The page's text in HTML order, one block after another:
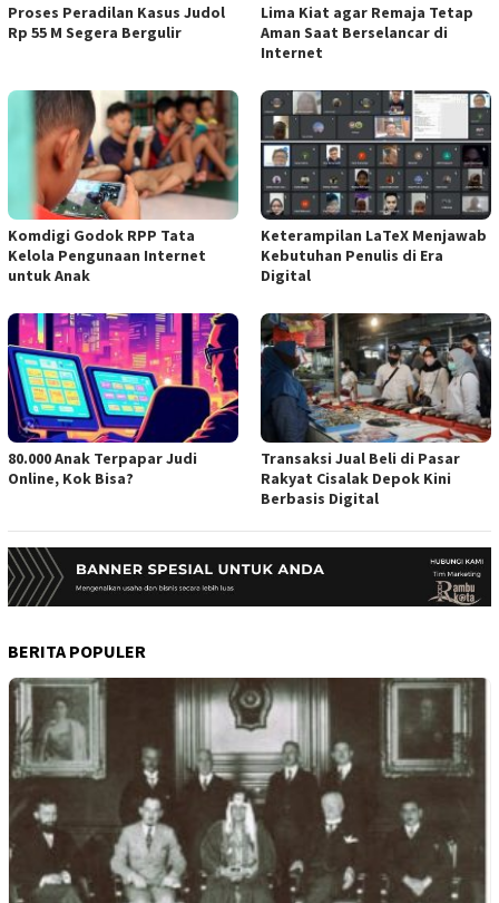
Proses Peradilan Kasus Judol
Rp 55 M Segera Bergulir
Lima Kiat agar Remaja Tetap
Aman Saat Berselancar di
Internet
Komdigi Godok RPP Tata
Kelola Pengunaan Internet
untuk Anak
Keterampilan LaTeX Menjawab
Kebutuhan Penulis di Era
Digital
80.000 Anak Terpapar Judi
Online, Kok Bisa?
Transaksi Jual Beli di Pasar
Rakyat Cisalak Depok Kini
Berbasis Digital
BERITA POPULER